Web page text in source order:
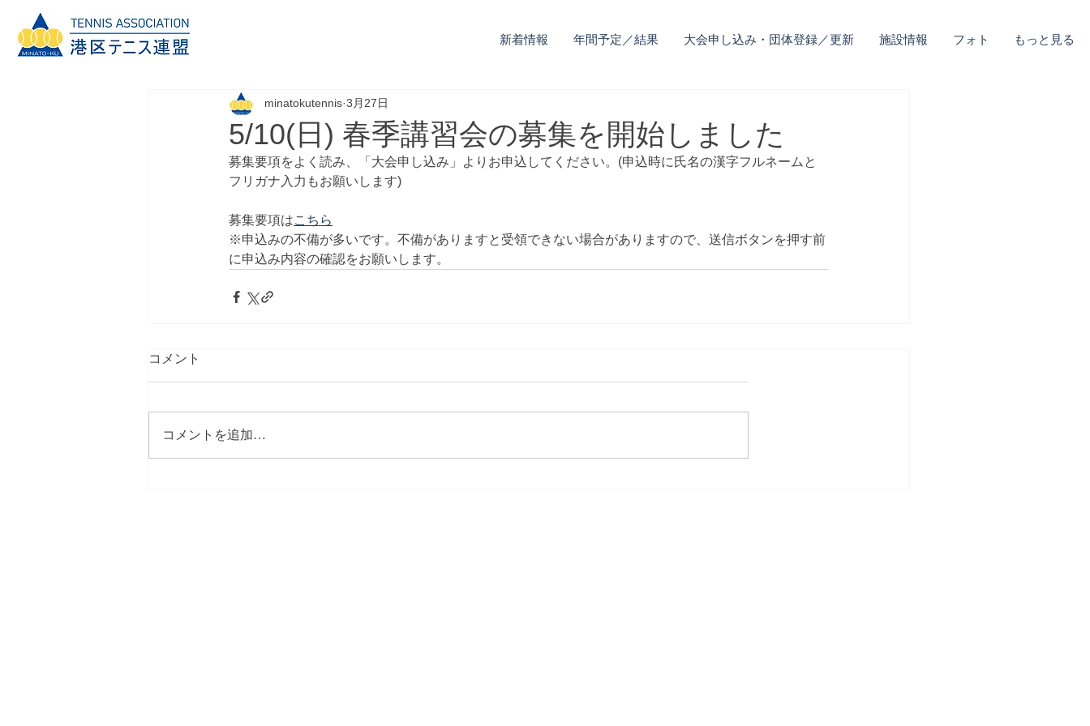
新着情報 年間予定／結果 大会申し込み・団体登録／更新 施設情報 フォト もっと見る
5/10(日) 春季講習会の募集を開始しました
minatokutennis 3月27日
募集要項をよく読み、「大会申し込み」よりお申込してください。(申込時に氏名の漢字フルネームと
フリガナ入力もお願いします)
募集要項はこちら
※申込みの不備が多いです。不備がありますと受領できない場合がありますので、送信ボタンを押す前
に申込み内容の確認をお願いします。
コメント
コメントを追加…